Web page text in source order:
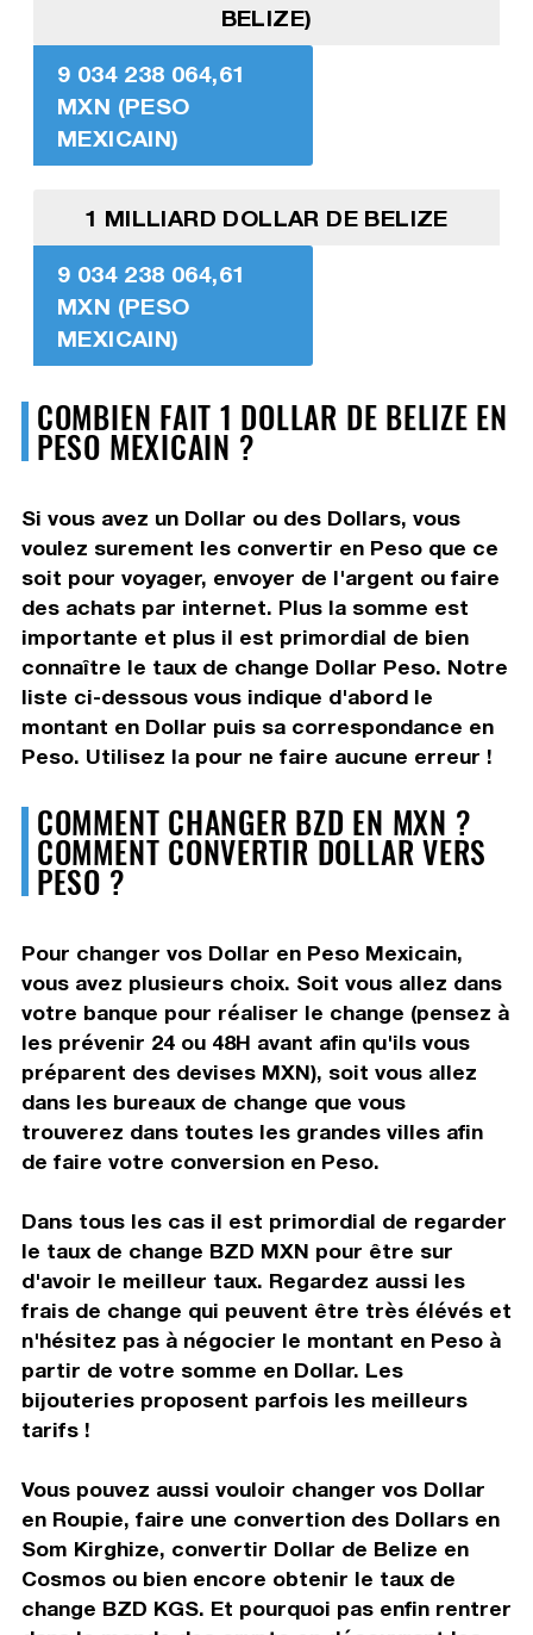
BELIZE)
9 034 238 064,61
MXN (PESO
MEXICAIN)
1 MILLIARD DOLLAR DE BELIZE
9 034 238 064,61
MXN (PESO
MEXICAIN)
COMBIEN FAIT 1 DOLLAR DE BELIZE EN
PESO MEXICAIN ?
Si vous avez un Dollar ou des Dollars, vous
voulez surement les convertir en Peso que ce
soit pour voyager, envoyer de l'argent ou faire
des achats par internet. Plus la somme est
importante et plus il est primordial de bien
connaître le taux de change Dollar Peso. Notre
liste ci-dessous vous indique d'abord le
montant en Dollar puis sa correspondance en
Peso. Utilisez la pour ne faire aucune erreur !
COMMENT CHANGER BZD EN MXN ?
COMMENT CONVERTIR DOLLAR VERS
PESO ?
Pour changer vos Dollar en Peso Mexicain,
vous avez plusieurs choix. Soit vous allez dans
votre banque pour réaliser le change (pensez à
les prévenir 24 ou 48H avant afin qu'ils vous
préparent des devises MXN), soit vous allez
dans les bureaux de change que vous
trouverez dans toutes les grandes villes afin
de faire votre conversion en Peso.
Dans tous les cas il est primordial de regarder
le taux de change BZD MXN pour être sur
d'avoir le meilleur taux. Regardez aussi les
frais de change qui peuvent être très élévés et
n'hésitez pas à négocier le montant en Peso à
partir de votre somme en Dollar. Les
bijouteries proposent parfois les meilleurs
tarifs !
Vous pouvez aussi vouloir changer vos Dollar
en Roupie, faire une convertion des Dollars en
Som Kirghize, convertir Dollar de Belize en
Cosmos ou bien encore obtenir le taux de
change BZD KGS. Et pourquoi pas enfin rentrer